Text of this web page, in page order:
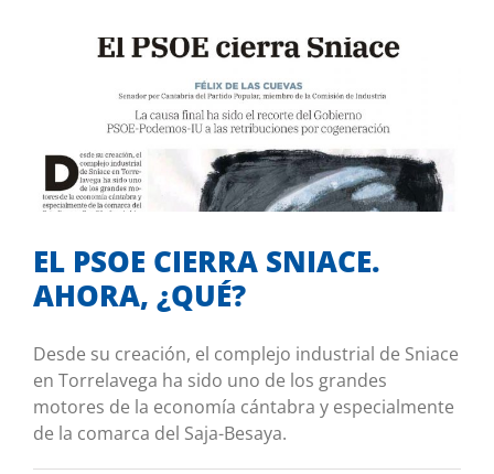
EL PSOE CIERRA SNIACE. AHORA,
¿QUÉ?
Tribuna de opinión
EL PSOE CIERRA SNIACE.
AHORA, ¿QUÉ?
Desde su creación, el complejo industrial de Sniace
en Torrelavega ha sido uno de los grandes
motores de la economía cántabra y especialmente
de la comarca del Saja-Besaya.